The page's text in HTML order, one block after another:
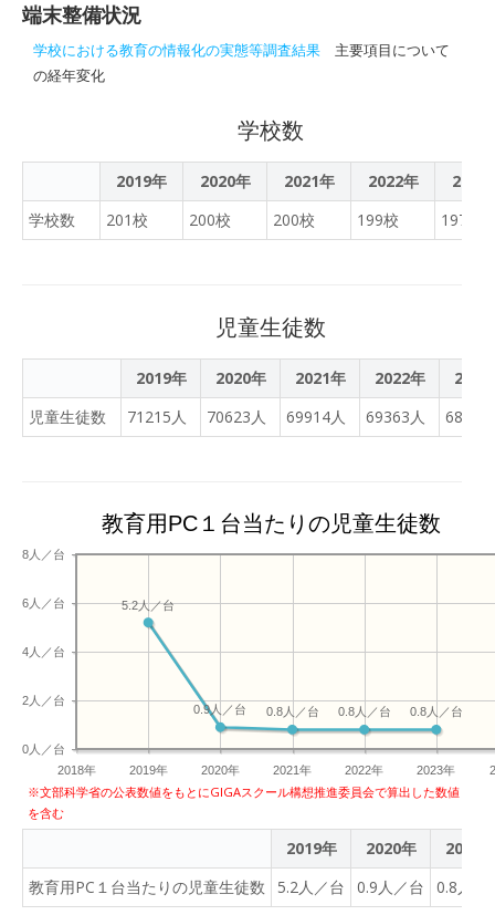
た。 「見て見て！こんな音
の笑顔と楽しい音色で包ま
れました。 自分で作った楽
器だからこそ、奏でる喜び
もひとしおのようです。 こ
の活動では、物を作る楽し
さはもちろん、音の響きを
れています。 こうした豊か
もたちの心を耕していきま
す。 もしご家庭に楽器を持
ち帰りましたら、ぜひ「小
手をお願いいたします。
全員の実験結果を瞬時に先
た。 そして、ここからが敬
愛小学校ならではの学びの
時間です。 授業の振り返り
には「スクールAI」を活用
しました。 学んだことを入
を投げかけてくれます。 AI
との対話を通じて、自分た
ちの気づきをより確かな知
識へと変えていく子どもた
ち。 早く課題が終わった児
の定着を図るなど、一人ひ
とりのペースに合わせた学
ちは、まさに「小さな科学
者」そのものでした。 これ
からも、子どもたちの知的
好奇心を刺激するワクワク
いきます。
まとめ」をもとに、先生が
が流れると、教室は静まり
剣そのもの。 「あ、これ僕
が書いたことだ」「なるほ
ど、そういうことだったの
学びを思い出していまし
た。 ICTを活用すること
で、自分たちの学びが形に
なる喜びを感じているよう
でした。 さて、いよいよ本
はどうなっているんだろ
う？」 今日はここを一歩踏
豆電球を光らせる実験に挑
戦です！ これが意外と難し
いのです。 「あれ？つかな
いなぁ」 「ちがうな〜、こ
ません！」 教室のあちこち
から、困惑と興奮の入り混
じった声が聞こえてきま
ると言われていますが、こ
とができます。 今回のテス
トでの結果を参考に、これ
からも非認知能力を高めて
いきましょうね！
をみせてくれる児童も。 理
て、Keynoteの機能を使っ
ジタルスケッチを実施され
たとのことでした。 暑い夏
が終わったと思ったら短い
思います。 3年生の皆さ
ん、発見と驚きいっぱいの
理科学習を楽しんでくださ
いね！
た。 教科書だけでなく、
像や事例を通して理解を深
めます。 調べたことや気づ
いたことは、ロイロノート
のシンキングツール「フィ
ッシュボーン」 に整理しな
がら、原因と結果のつなが
化することで、「なぜそう
なるのか？」をより明確に
していきます。 授業の終わ
りには、学校専用のAIツー
ル 「スクールAI」 を使っ
理解がより確かなものにな
っていきます。 友達との対
といった声があちこちから
とりが探究心をもって学
に、５年生の成長を感じる
時間となりました。 これか
らも、子どもたちが“自ら学
び、考え、つながる”授業づ
くりを大切にしていきたい
と思います。
します。 石に字を転写した
ね！ 音楽の授業では、ギタ
界に一つだけの花を練習し
ています。 友達と教えあい
をしながら、メロディーを
苦戦していました。 最後に
コードを弾く練習です。 基
本のＣメジャーコードです
が、指が痛いという声がか
なり聞こえてきました。 初
しく演奏していました。 こ
こから上達していくのが楽
しみです。 芸術の秋を目い
子どもたちは、この疑問を
解き明かすための実験計画
わりには、本年度から導入
した「スクールAI」を活用
した振り返りを行いまし
た。 子どもたちは、この1
時間で学んだことや気づい
いきます。 この「スクール
AI」は、子どもたちが入力
した内容がAIの学習に使わ
れることはなく、先生方が
授業の目的に合わせて自由
の素晴らしい点は、先生の
や、授業で多く使われたキ
ードクラウド」、児童のコ
把握できることです。 これ
により、先生は一人ひとり
の理解を踏まえた上で、次
の授業をより充実したもの
にできるように工夫するこ
とが可能です。 子どもたち
が自ら問いを立て、考え、
そして最新のテクノロジー
を使って学びを深めてい
端末整備状況
学校における教育の情報化の実態等調査結果 主要項目について
の経年変化
学校数
2019年 2020年 2021年 2022年
2023
学校数
201校 200校 200校 199校 197校
児童生徒数
2019年 2020年 2021年 2022年
2023
児童生徒数
71215人 70623人 69914人 69363人 68337
教育用PC１台当たりの児童生徒数
2018年 2019年 2020年 2021年 2022年 2023年
0人／台
2人／台
4人／台
6人／台
8人／台
0.8人／台
0.8人／台
0.8人／台
0.9人／台
5.2人／台
※文部科学省の公表数値をもとにGIGAスクール構想推進委員会で算出した数値
を含む
2019年 2020年
2021年
教育用PC１台当たりの児童生徒数
5.2人／台 0.9人／台 0.8人／